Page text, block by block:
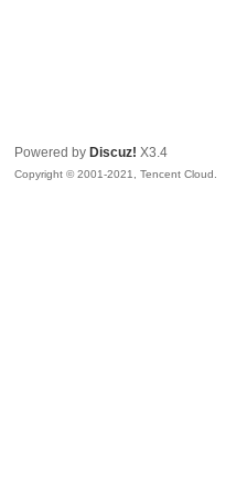
Powered by Discuz! X3.4
Copyright © 2001-2021, Tencent Cloud.